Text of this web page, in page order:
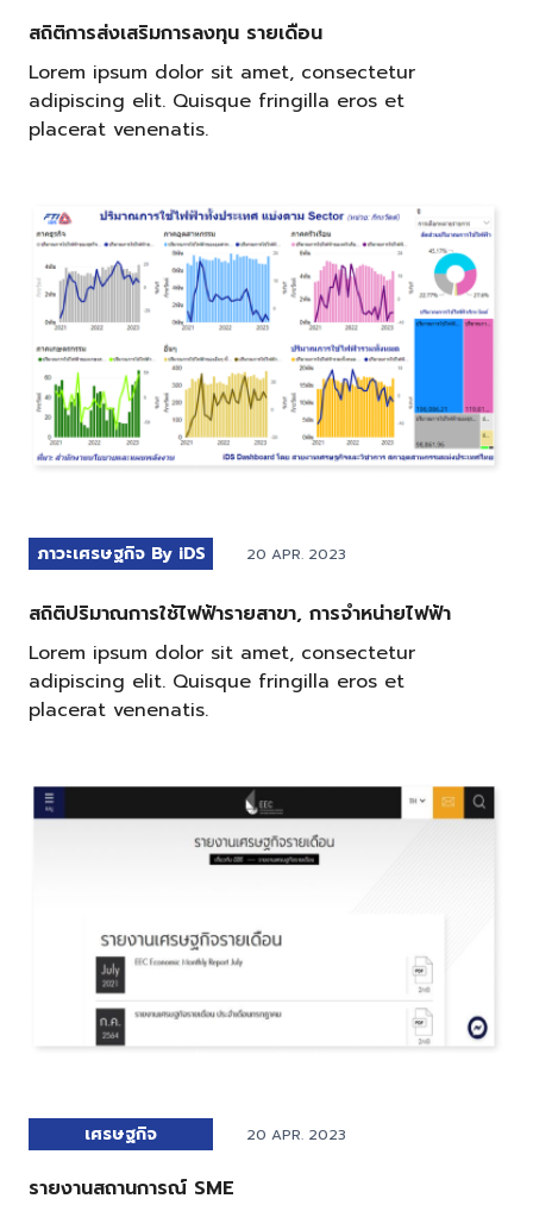
สถิติการส่งเสริมการลงทุน รายเดือน
Lorem ipsum dolor sit amet, consectetur
adipiscing elit. Quisque fringilla eros et
placerat venenatis.
ภาวะเศรษฐกิจ By iDS 20 APR. 2023
สถิติปริมาณการใช้ไฟฟ้ารายสาขา, การจำหน่ายไฟฟ้า
Lorem ipsum dolor sit amet, consectetur
adipiscing elit. Quisque fringilla eros et
placerat venenatis.
เศรษฐกิจ 20 APR. 2023
รายงานสถานการณ์ SME